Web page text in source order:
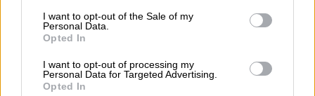
consent section.
I want to opt-out of the Sale of my
Personal Data.
Opted In
I want to opt-out of processing my
Personal Data for Targeted Advertising.
Opted In
Φλώρινα και τα ορεινά της Ηπείρου, τα
τελικά ποσά του επιδόματος θέρμανσης
Για παράδειγμα, εάν ένας δικαιούχος έλαβε